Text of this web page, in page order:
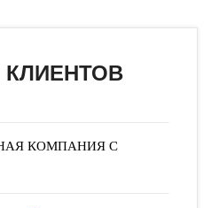
КОМПАНИЯ С